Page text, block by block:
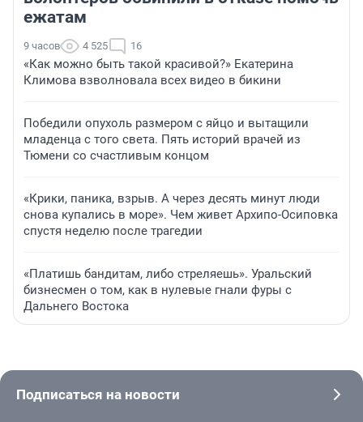
ежатам
9 часов 4 525 16
«Как можно быть такой красивой?» Екатерина
Климова взволновала всех видео в бикини
Победили опухоль размером с яйцо и вытащили
младенца с того света. Пять историй врачей из
Тюмени со счастливым концом
«Крики, паника, взрыв. А через десять минут люди
снова купались в море». Чем живет Архипо-Осиповка
спустя неделю после трагедии
«Платишь бандитам, либо стреляешь». Уральский
бизнесмен о том, как в нулевые гнали фуры с
Дальнего Востока
Подписаться на новости